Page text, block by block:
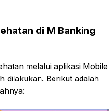
di M Banking
melalui aplikasi Mobile
dilakukan. Berikut adalah